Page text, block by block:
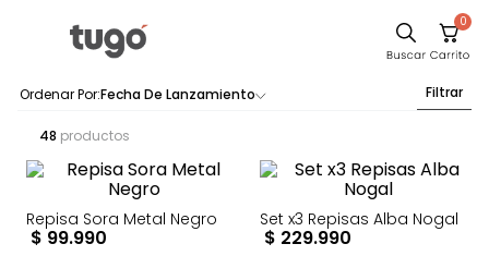
0
Fecha De Lanzamiento Filtrar
48 productos
Repisa Sora Metal Negro
$ 99.990
Set x3 Repisas Alba Nogal
$ 229.990